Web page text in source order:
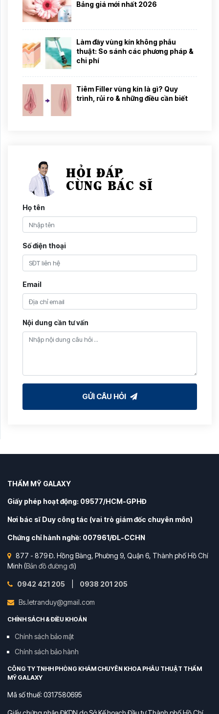
Bảng giá mới nhất 2026
Làm đầy vùng kín không phẫu
thuật: So sánh các phương pháp &
chi phí
Tiêm Filler vùng kín là gì? Quy
trình, rủi ro & những điều cần biết
Họ tên
Số điện thoại
Email
Nội dung cần tư vấn
GỬI CÂU HỎI
THẨM MỸ GALAXY
Giấy phép hoạt động: 09577/HCM-GPHĐ
Nơi bác sĩ Duy công tác (vai trò giám đốc chuyên môn)
Chứng chỉ hành nghề: 007961/ĐL-CCHN
877 - 879 Đ. Hồng Bàng, Phường 9, Quận 6, Thành phố Hồ Chí
Minh (Bản đồ đường đi)
0942 421 205 0938 201 205
Bs.letranduy@gmail.com
CHÍNH SÁCH & ĐIỀU KHOẢN
Chính sách bảo mật
Chính sách bảo hành
CÔNG TY TNHH PHÒNG KHÁM CHUYÊN KHOA PHẪU THUẬT THẨM
MỸ GALAXY
Mã số thuế: 0317580695